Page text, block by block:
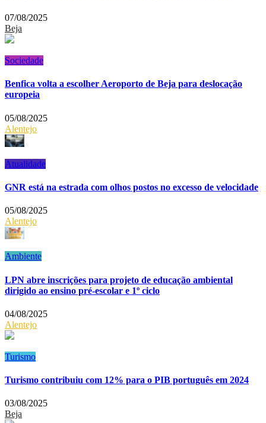
07/08/2025
Beja
Sociedade
Benfica volta a escolher Aeroporto de Beja para deslocação
europeia
05/08/2025
Alentejo
Atualidade
GNR está na estrada com olhos postos no excesso de velocidade
05/08/2025
Alentejo
Ambiente
LPN abre inscrições para projeto de educação ambiental
dirigido ao ensino pré-escolar e 1º ciclo
04/08/2025
Alentejo
Turismo
Turismo contribuiu com 12% para o PIB português em 2024
03/08/2025
Beja